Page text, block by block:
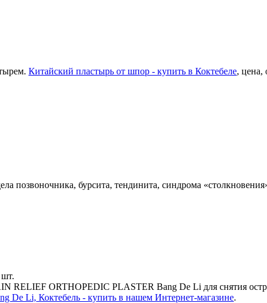
Китайский пластырь от шпор - купить в Коктебеле, цена,
позвоночника, бурсита, тендинита, синдрома
шт.
RELIEF ORTHOPEDIC PLASTER Bang De Li для снятия
De Li, Коктебель - купить в нашем Интернет-магазине.